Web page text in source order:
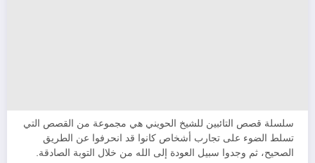
سلسلة قصص التائبين للشيخ الحويني هي مجموعة من القصص التي
تسلط الضوء على تجارب أشخاص كانوا قد انحرفوا عن الطريق
الصحيح، ثم وجدوا سبيل العودة إلى الله من خلال التوبة الصادقة.